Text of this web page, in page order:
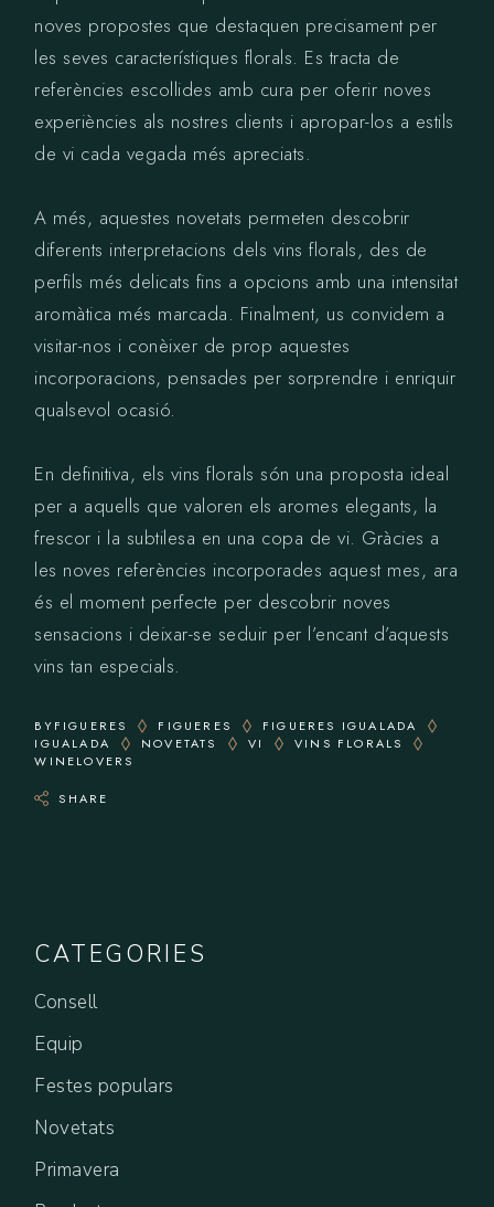
noves propostes que destaquen precisament per
les seves característiques florals. Es tracta de
referències escollides amb cura per oferir noves
experiències als nostres clients i apropar-los a estils
de vi cada vegada més apreciats.
A més, aquestes novetats permeten descobrir
diferents interpretacions dels vins florals, des de
perfils més delicats fins a opcions amb una intensitat
aromàtica més marcada. Finalment, us convidem a
visitar-nos i conèixer de prop aquestes
incorporacions, pensades per sorprendre i enriquir
qualsevol ocasió.
En definitiva, els vins florals són una proposta ideal
per a aquells que valoren els aromes elegants, la
frescor i la subtilesa en una copa de vi. Gràcies a
les noves referències incorporades aquest mes, ara
és el moment perfecte per descobrir noves
sensacions i deixar-se seduir per l’encant d’aquests
vins tan especials.
BYFIGUERES FIGUERES
FIGUERES IGUALADA
IGUALADA
NOVETATS VI
VINS FLORALS
WINELOVERS
SHARE
CATEGORIES
Consell
Equip
Festes populars
Novetats
Primavera